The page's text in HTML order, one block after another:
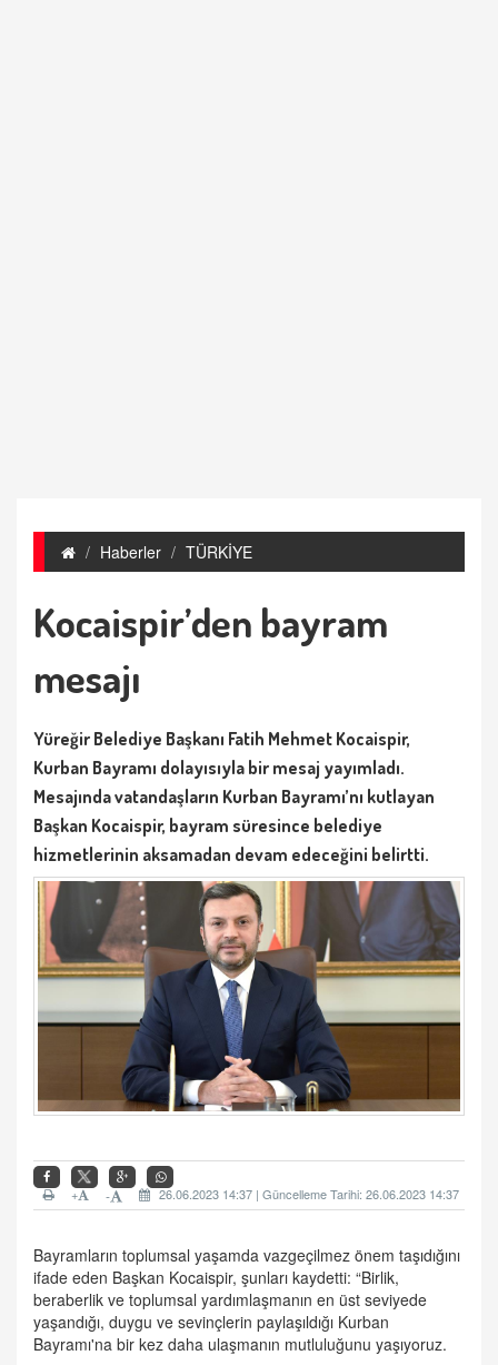
Haberler TÜRKİYE
Kocaispir’den bayram
mesajı
Yüreğir Belediye Başkanı Fatih Mehmet Kocaispir,
Kurban Bayramı dolayısıyla bir mesaj yayımladı.
Mesajında vatandaşların Kurban Bayramı’nı kutlayan
Başkan Kocaispir, bayram süresince belediye
hizmetlerinin aksamadan devam edeceğini belirtti.
26.06.2023 14:37 | Güncelleme Tarihi: 26.06.2023 14:37
-
+
Bayramların toplumsal yaşamda vazgeçilmez önem taşıdığını
ifade eden Başkan Kocaispir, şunları kaydetti: “Birlik,
beraberlik ve toplumsal yardımlaşmanın en üst seviyede
yaşandığı, duygu ve sevinçlerin paylaşıldığı Kurban
Bayramı'na bir kez daha ulaşmanın mutluluğunu yaşıyoruz.